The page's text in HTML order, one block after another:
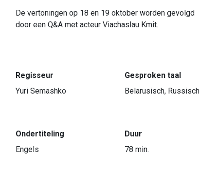
De vertoningen op 18 en 19 oktober worden gevolgd
door een Q&A met acteur Viachaslau Kmit.
Regisseur
Yuri Semashko
Gesproken taal
Belarusisch, Russisch
Ondertiteling
Engels
Duur
78 min.